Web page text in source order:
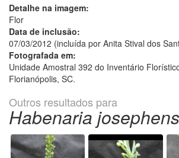
Detalhe na imagem:
Flor
Data de inclusão:
07/03/2012 (incluída por Anita Stival dos
Fotografada em:
Unidade Amostral 392 do Inventário
Florianópolis, SC.
Outros resultados para
Habenaria